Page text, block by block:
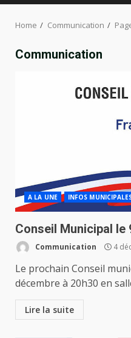
Home Communication
Communication
A LA UNE INFOS
Conseil Municipal le
Communication 4
Le prochain Conseil
décembre à 20h30 en
Lire la suite